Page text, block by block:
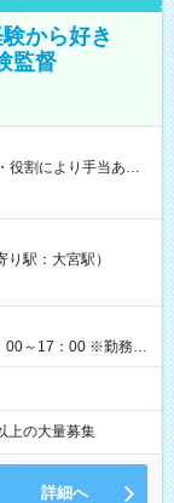
から好き
監督
）オプションあ
で給与の一部を受け
時間） 時給1,300円
割により時給＋100
憩なし） 時給1,300
通費 【試用期
駅：大宮駅）
00～17：00 ※勤務時
上の大量募集
詳細へ